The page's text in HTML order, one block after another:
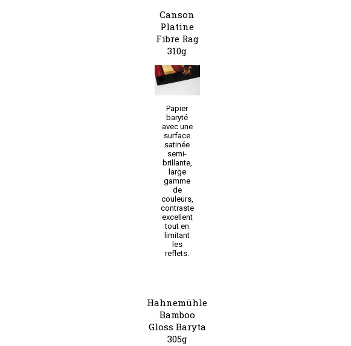
Canson
Platine
Fibre Rag
310g
Papier
baryté
avec une
surface
satinée
semi-
brillante,
large
gamme
de
couleurs,
contraste
excellent
tout en
limitant
les
reflets.
Hahnemühle
Bamboo
Gloss Baryta
305g